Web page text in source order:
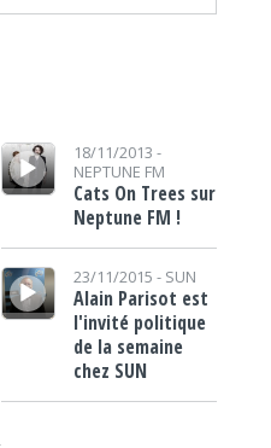
Lecteur audio18/11/2013 -
NEPTUNE FM
Cats On Trees sur
Neptune FM !
Lecteur audio
23/11/2015 - SUN
Alain Parisot est
l'invité politique
de la semaine
chez SUN